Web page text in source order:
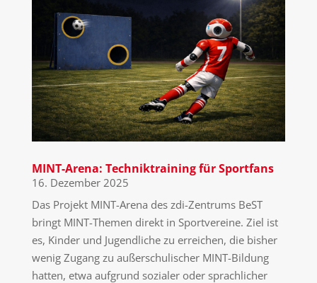
MINT-Arena: Techniktraining für Sportfans
16. Dezember 2025
Das Projekt MINT-Arena des zdi-Zentrums BeST
bringt MINT-Themen direkt in Sportvereine. Ziel ist
es, Kinder und Jugendliche zu erreichen, die bisher
wenig Zugang zu außerschulischer MINT-Bildung
hatten, etwa aufgrund sozialer oder sprachlicher